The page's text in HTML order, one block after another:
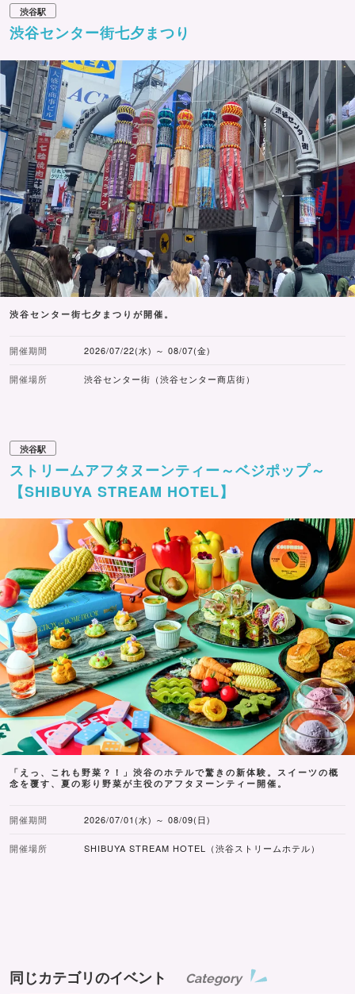
渋谷駅
渋谷センター街七夕まつり
渋谷センター街七夕まつりが開催。
開催期間 2026/07/22(水) ～ 08/07(金)
開催場所 渋谷センター街（渋谷センター商店街）
渋谷駅
ストリームアフタヌーンティー～ベジポップ～
【SHIBUYA STREAM HOTEL】
「えっ、これも野菜？！」渋谷のホテルで驚きの新体験。スイーツの概
念を覆す、夏の彩り野菜が主役のアフタヌーンティー開催。
開催期間 2026/07/01(水) ～ 08/09(日)
開催場所 SHIBUYA STREAM HOTEL（渋谷ストリームホテル）
同じカテゴリのイベント Category